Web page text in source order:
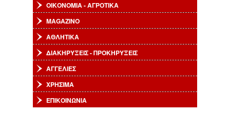
ΟΙΚΟΝΟΜΙΑ - ΑΓΡΟΤΙΚΑ
MAGAZINO
ΑΘΛΗΤΙΚΑ
ΔΙΑΚΗΡΥΞΕΙΣ - ΠΡΟΚΗΡΥΞΕΙΣ
ΑΓΓΕΛΙΕΣ
ΧΡΗΣΙΜΑ
ΕΠΙΚΟΙΝΩΝΙΑ